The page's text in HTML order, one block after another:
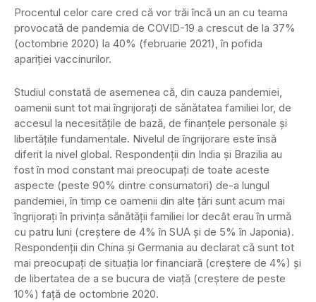
Procentul celor care cred că vor trăi încă un an cu teama
provocată de pandemia de COVID-19 a crescut de la 37%
(octombrie 2020) la 40% (februarie 2021), în pofida
apariției vaccinurilor.
Studiul constată de asemenea că, din cauza pandemiei,
oamenii sunt tot mai îngrijorați de sănătatea familiei lor, de
accesul la necesitățile de bază, de finanțele personale și
libertățile fundamentale. Nivelul de îngrijorare este însă
diferit la nivel global. Respondenții din India și Brazilia au
fost în mod constant mai preocupați de toate aceste
aspecte (peste 90% dintre consumatori) de-a lungul
pandemiei, în timp ce oamenii din alte țări sunt acum mai
îngrijorați în privința sănătății familiei lor decât erau în urmă
cu patru luni (creștere de 4% în SUA și de 5% în Japonia).
Respondenții din China și Germania au declarat că sunt tot
mai preocupați de situația lor financiară (creștere de 4%) și
de libertatea de a se bucura de viață (creștere de peste
10%) față de octombrie 2020.